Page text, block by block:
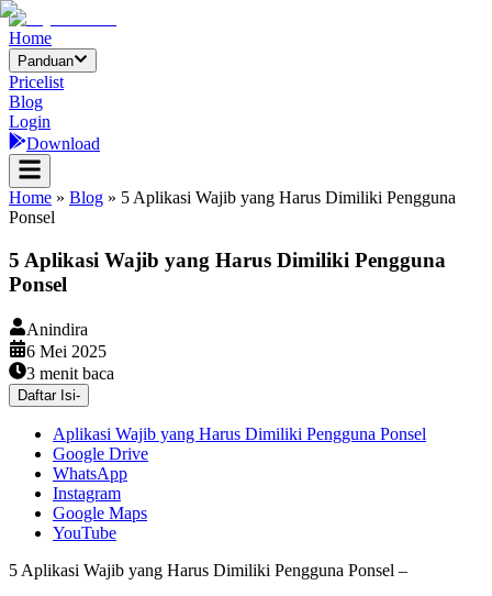
Home
Panduan
Pricelist
Blog
Login
Download
Home » Blog » 5 Aplikasi Wajib yang Harus Dimiliki Pengguna
Ponsel
5 Aplikasi Wajib yang Harus Dimiliki Pengguna
Ponsel
Anindira
6 Mei 2025
3 menit baca
Daftar Isi-
Aplikasi Wajib yang Harus Dimiliki Pengguna Ponsel
Google Drive
WhatsApp
Instagram
Google Maps
YouTube
5 Aplikasi Wajib yang Harus Dimiliki Pengguna Ponsel –